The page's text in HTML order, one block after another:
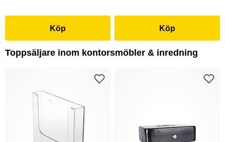
Köp Köp
Toppsäljare inom kontorsmöbler & inredning